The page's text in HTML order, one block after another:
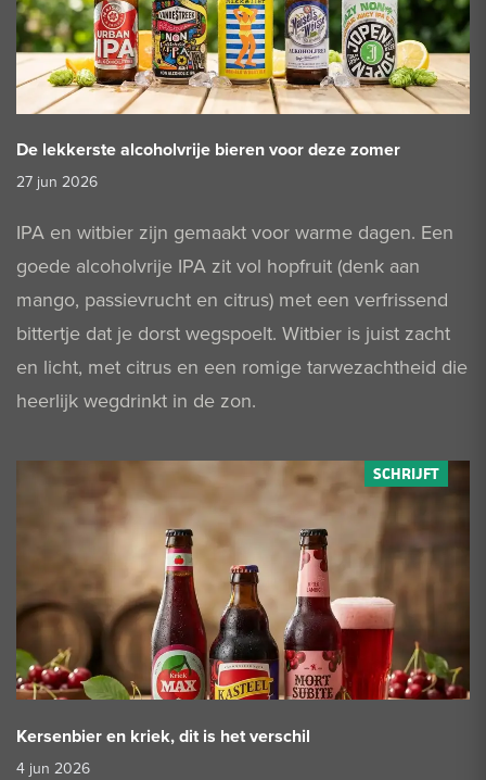
De lekkerste alcoholvrije bieren voor deze zomer
27 jun 2026
IPA en witbier zijn gemaakt voor warme dagen. Een
goede alcoholvrije IPA zit vol hopfruit (denk aan
mango, passievrucht en citrus) met een verfrissend
bittertje dat je dorst wegspoelt. Witbier is juist zacht
en licht, met citrus en een romige tarwezachtheid die
heerlijk wegdrinkt in de zon.
Kersenbier en kriek, dit is het verschil
4 jun 2026